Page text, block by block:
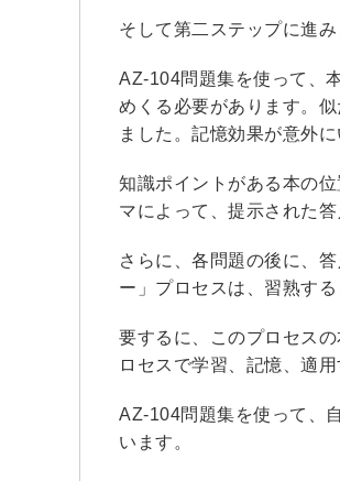
そして第二ステップに進み
AZ-104問題集を使って、
めくる必要があります。
ました。記憶効果が意外
知識ポイントがある本の
マによって、提示された
さらに、各問題の後に、
ー」プロセスは、習熟する
要するに、このプロセス
ロセスで学習、記憶、適
AZ-104問題集を使って、
います。